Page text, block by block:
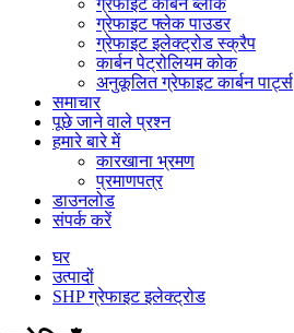
ग्रेफाइट कार्बन ब्लॉक
ग्रेफाइट फ्लेक पाउडर
ग्रेफाइट इलेक्ट्रोड स्क्रैप
कार्बन पेट्रोलियम कोक
अनुकूलित ग्रेफाइट कार्बन पार्ट्स
समाचार
पूछे जाने वाले प्रश्न
हमारे बारे में
कारखाना भ्रमण
प्रमाणपत्र
डाउनलोड
संपर्क करें
घर
उत्पादों
SHP ग्रेफाइट इलेक्ट्रोड